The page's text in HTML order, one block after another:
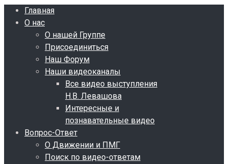
Главная
О нас
О нашей Группе
Присоединиться
Наш Форум
Наши видеоканалы
Все видео выступления
Н.В. Левашова
Интересные и
познавательные видео
Вопрос-Ответ
О Движении и ПМГ
Поиск по видео-ответам